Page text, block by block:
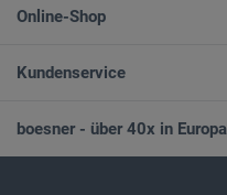
Online-Shop
Kundenservice
boesner - über 40x in Europa